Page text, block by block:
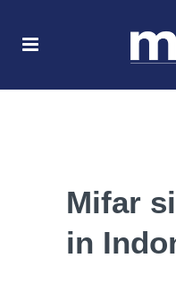
Mifar
in